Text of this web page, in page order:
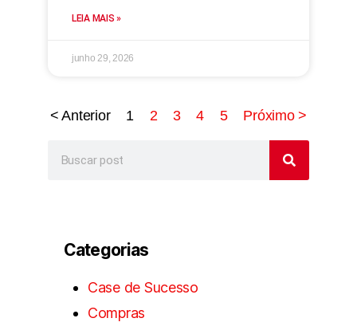
LEIA MAIS »
junho 29, 2026
< Anterior 1 2 3 4 5 Próximo >
Categorias
Case de Sucesso
Compras